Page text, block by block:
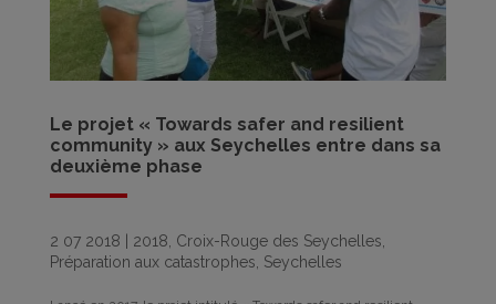
Le projet « Towards safer and resilient
community » aux Seychelles entre dans sa
deuxième phase
2 07 2018 2018 Croix-Rouge des Seychelles
Préparation aux catastrophes Seychelles